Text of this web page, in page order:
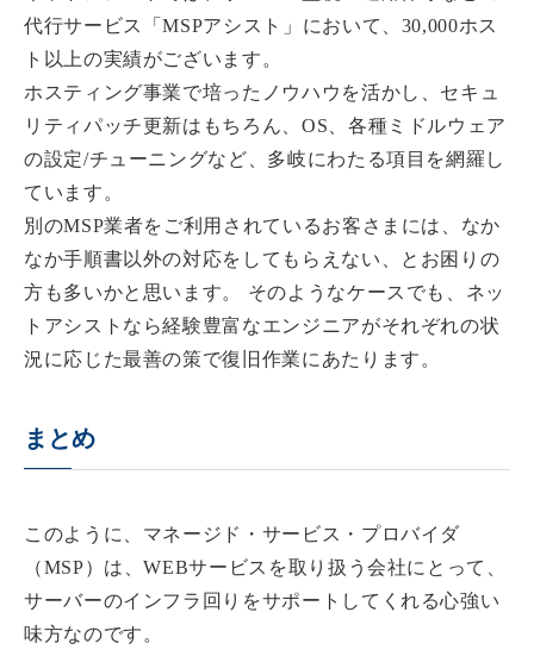
代行サービス「MSPアシスト」において、 30,000ホス
ト以上の実績がございます。
ホスティング事業で培ったノウハウを活かし、セキュ
リティパッチ更新はもちろん、OS、各種ミドルウェア
の設定/チューニングなど、多岐にわたる項目を網羅し
ています。
別のMSP業者をご利用されているお客さまには、なか
なか手順書以外の対応をしてもらえない、とお困りの
方も多いかと思います。 そのようなケースでも、ネッ
トアシストなら経験豊富なエンジニアがそれぞれの状
況に応じた最善の策で復旧作業にあたります。
まとめ
このように、 マネージド・サービス・プロバイダ
（MSP）は、WEBサービスを取り扱う会社にとって、
サーバーのインフラ回りをサポートしてくれる心強い
味方なのです。